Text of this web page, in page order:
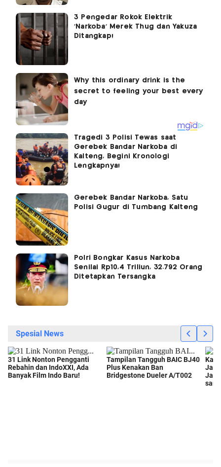
3 Pengedar Rokok Elektrik
'Narkoba' Merek Thug dan Yakuza
Ditangkap!
Tragedi 3 Polisi Tewas saat
Gerebek Bandar Narkoba di
Kalteng, Begini Kronologi
Lengkapnya!
Gerebek Bandar Narkoba, Satu
Polisi Gugur di Tumbang Kalteng
Polri Bongkar Kasus Narkoba
Senilai Rp10,4 Triliun, 32.792 Orang
Ditetapkan Tersangka